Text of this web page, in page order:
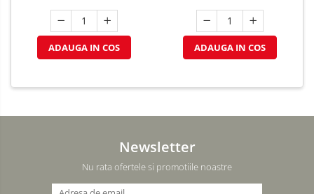
ADAUGA IN COS ADAUGA IN COS
Newsletter
Nu rata ofertele si promotiile noastre